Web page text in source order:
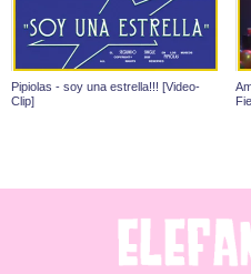
Pipiolas - soy una estrella!!! [Video-
Clip]